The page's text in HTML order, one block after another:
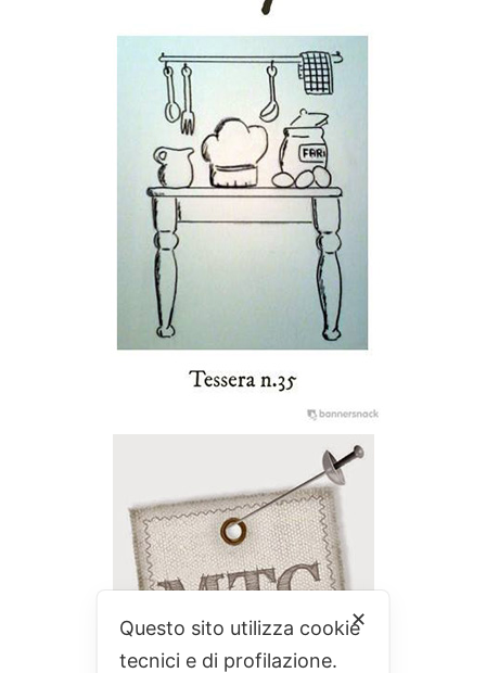
✕
Questo sito utilizza cookie
tecnici e di profilazione.